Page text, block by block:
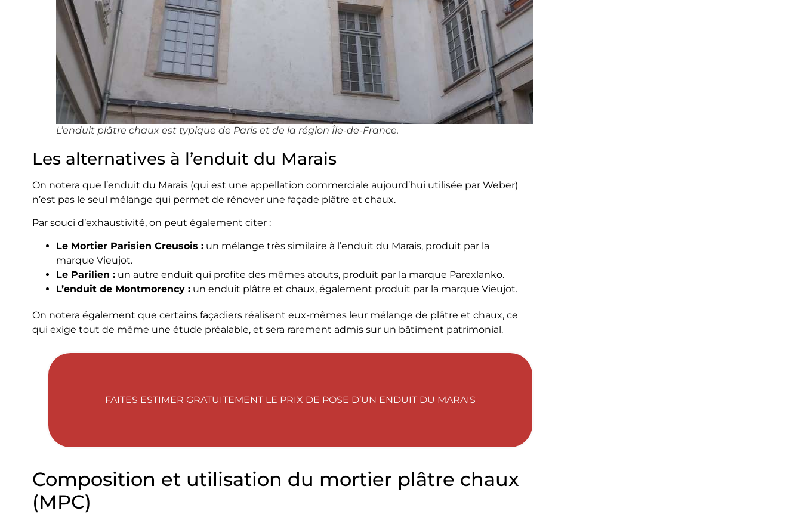
L’enduit plâtre chaux est typique de Paris et de la région Île-de-France.
Les alternatives à l’enduit du Marais
On notera que l’enduit du Marais (qui est une appellation commerciale aujourd’hui utilisée par Weber)
n’est pas le seul mélange qui permet de rénover une façade plâtre et chaux.
Par souci d’exhaustivité, on peut également citer :
Le Mortier Parisien Creusois :un mélange très similaire à l’enduit du Marais, produit par la
marque Vieujot.
Le Parilien :un autre enduit qui profite des mêmes atouts, produit par la marque Parexlanko.
L’enduit de Montmorency :un enduit plâtre et chaux, également produit par la marque Vieujot.
On notera également que certains façadiers réalisent eux-mêmes leur mélange de plâtre et chaux, ce
qui exige tout de même une étude préalable, et sera rarement admis sur un bâtiment patrimonial.
FAITES ESTIMER GRATUITEMENT LE PRIX DE POSE D’UN ENDUIT DU MARAIS
Composition et utilisation du mortier plâtre chaux
(MPC)